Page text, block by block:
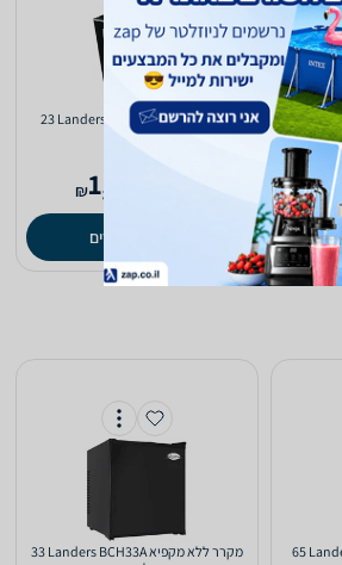
מקרר ‏ללא מקפיא Landers BCH33C ‏33
מקרר ‏ללא מקפיא Landers SC23 ‏23
‏ליטר
1,175
₪
השוואת מחירים
מקרר ‏ללא מקפיא Landers LA65C ‏65
מקרר ‏ללא מקפיא Landers BCH33A ‏33